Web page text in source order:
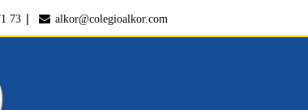
73 | alkor@colegioalkor.com